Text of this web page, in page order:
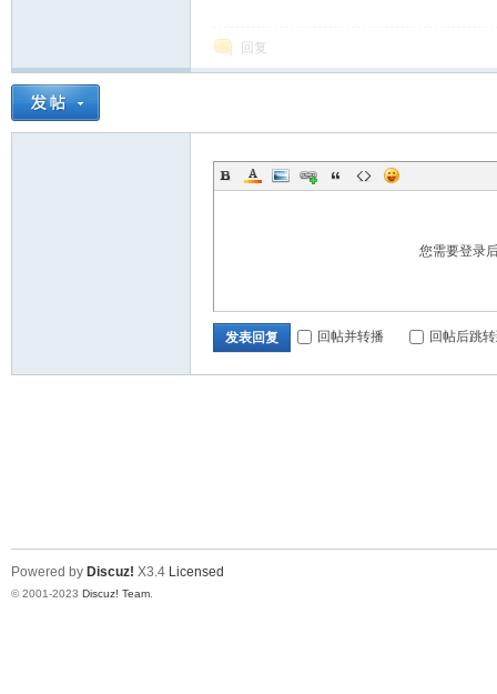
回复
您需要登录
发表回复 回帖并转播 回帖后跳
Powered by Discuz! X3.4 Licensed
© 2001-2023 Discuz! Team